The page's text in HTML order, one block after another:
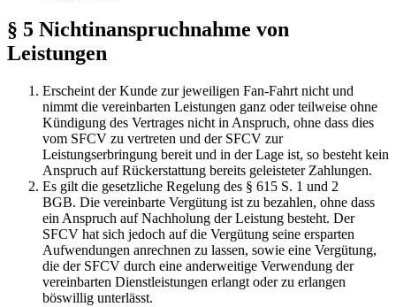
§ 5 Nichtinanspruchnahme von
Leistungen
Erscheint der Kunde zur jeweiligen Fan-Fahrt nicht und
nimmt die vereinbarten Leistungen ganz oder teilweise ohne
Kündigung des Vertrages nicht in Anspruch, ohne dass dies
vom SFCV zu vertreten und der SFCV zur
Leistungserbringung bereit und in der Lage ist, so besteht kein
Anspruch auf Rückerstattung bereits geleisteter Zahlungen.
Es gilt die gesetzliche Regelung des § 615 S. 1 und 2
BGB. Die vereinbarte Vergütung ist zu bezahlen, ohne dass
ein Anspruch auf Nachholung der Leistung besteht. Der
SFCV hat sich jedoch auf die Vergütung seine ersparten
Aufwendungen anrechnen zu lassen, sowie eine Vergütung,
die der SFCV durch eine anderweitige Verwendung der
vereinbarten Dienstleistungen erlangt oder zu erlangen
böswillig unterlässt.